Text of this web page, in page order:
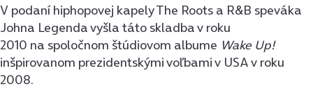
V podaní hiphopovej kapely The Roots a R&B speváka
Johna Legenda vyšla táto skladba v roku
2010 na spoločnom štúdiovom albume Wake Up!
inšpirovanom prezidentskými voľbami v USA v roku
2008.